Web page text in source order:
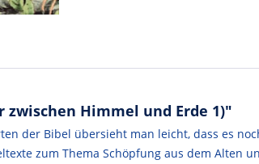
Himmel und Erde 1)"
der Bibel übersieht man leicht, dass es
zum Thema Schöpfung aus dem Alten